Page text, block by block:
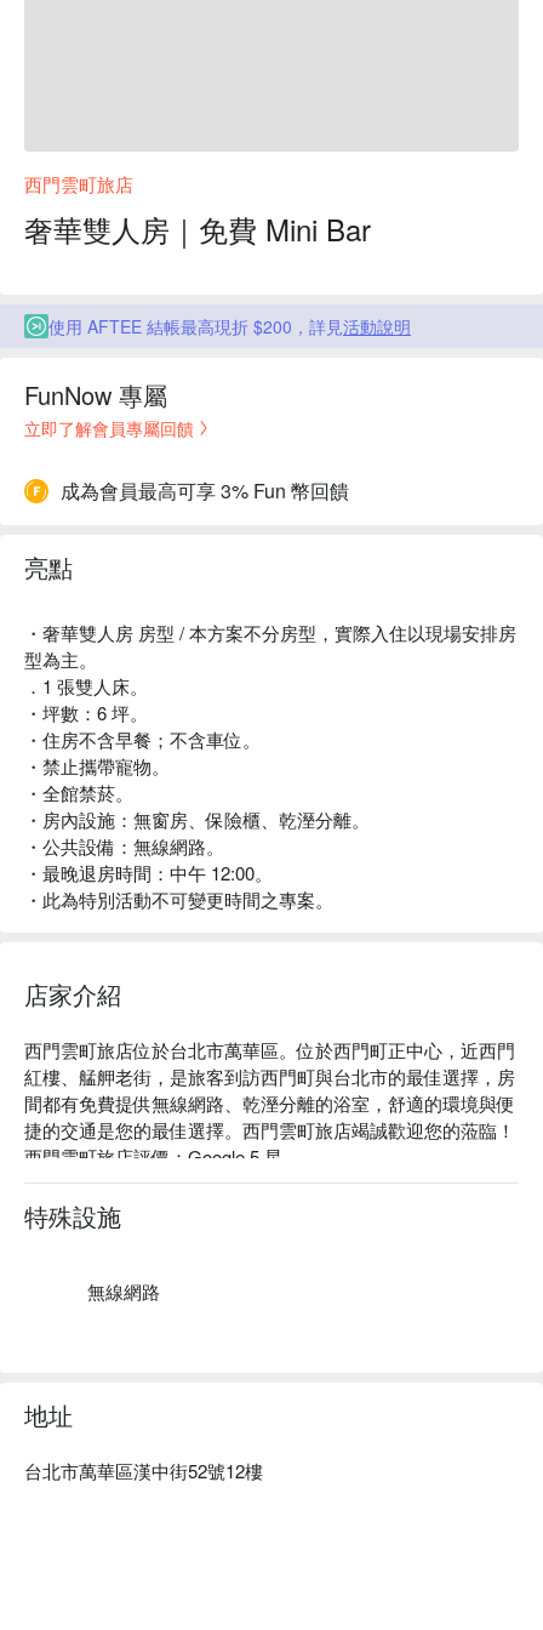
西門雲町旅店
奢華雙人房｜免費 Mini Bar
使用 AFTEE 結帳最高現折 $200，詳見活動說明
FunNow 專屬
立即了解會員專屬回饋
成為會員最高可享 3% Fun 幣回饋
亮點
・奢華雙人房 房型 / 本方案不分房型，實際入住以現場安排房
型為主。
．1 張雙人床。
・坪數：6 坪。
・住房不含早餐；不含車位。
・禁止攜帶寵物。
・全館禁菸。
・房內設施：無窗房、保險櫃、乾溼分離。
・公共設備：無線網路。
・最晚退房時間：中午 12:00。
・此為特別活動不可變更時間之專案。
店家介紹
西門雲町旅店位於台北市萬華區。位於西門町正中心，近西門
紅樓、艋舺老街，是旅客到訪西門町與台北市的最佳選擇，房
間都有免費提供無線網路、乾溼分離的浴室，舒適的環境與便
捷的交通是您的最佳選擇。西門雲町旅店竭誠歡迎您的蒞臨！
西門雲町旅店評價：Google 5 星。
西門雲町旅店評價：網友好評推薦。
西門雲町旅店推薦：入住西門雲町旅店，讓你輕鬆探索熱門景
點和餐飲選。座落在台北市萬華區，近西門町、二二八和平紀
西門雲町旅店優惠、西門雲町旅店住宿方案、西門雲町旅店休
特殊設施
無線網路
地址
台北市萬華區漢中街52號12樓